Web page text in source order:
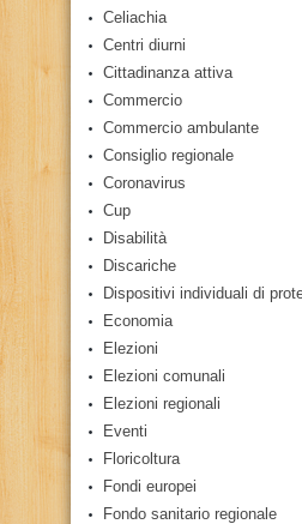
Celiachia
Centri diurni
Cittadinanza attiva
Commercio
Commercio ambulante
Consiglio regionale
Coronavirus
Cup
Disabilità
Discariche
Dispositivi individuali di
Economia
Elezioni
Elezioni comunali
Elezioni regionali
Eventi
Floricoltura
Fondi europei
Fondo sanitario regionale